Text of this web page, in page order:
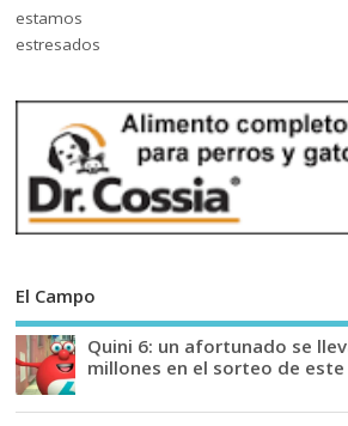
El Campo
Quini 6: un afortunado se
millones en el sorteo de